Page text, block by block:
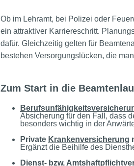
Ob im Lehramt, bei Polizei oder
ein attraktiver Karriereschritt.
dafür. Gleichzeitig gelten für
bestehen Versorgungslücken, die
Zum Start in die
Absicherung für den Fall, dass
besonders wichtig in der
Private Krankenversicherung
Ergänzt die Beihilfe des
Dienst- bzw.